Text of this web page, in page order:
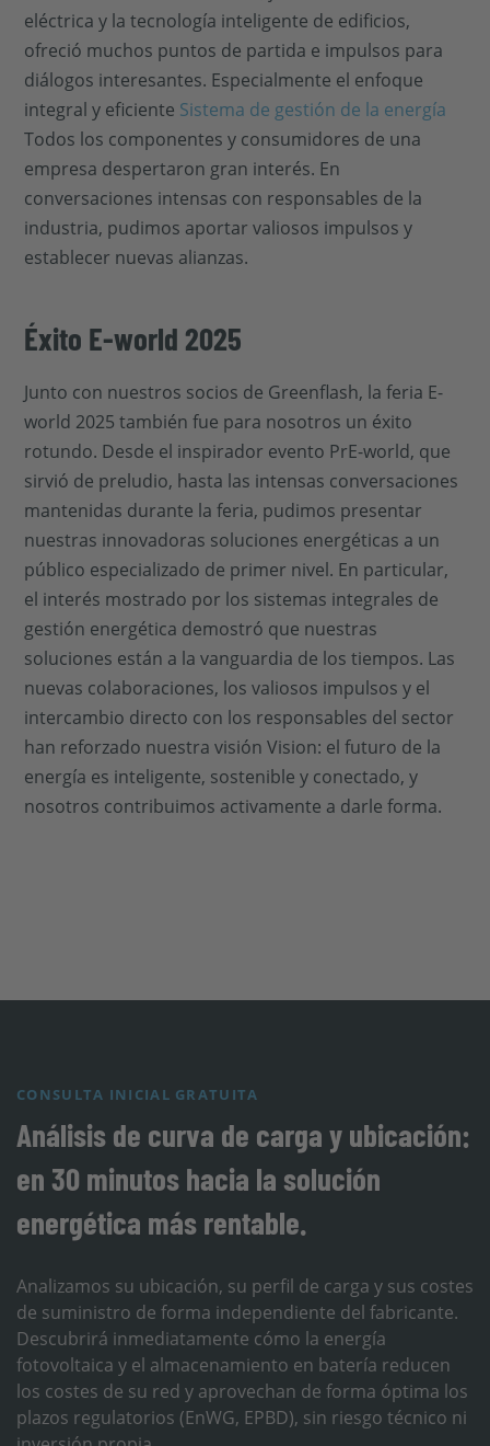
eléctrica y la tecnología inteligente de edificios,
ofreció muchos puntos de partida e impulsos para
diálogos interesantes. Especialmente el enfoque
integral y eficiente Sistema de gestión de la energía
Todos los componentes y consumidores de una
empresa despertaron gran interés. En
conversaciones intensas con responsables de la
industria, pudimos aportar valiosos impulsos y
establecer nuevas alianzas.
Éxito E-world 2025
Junto con nuestros socios de Greenflash, la feria E-
world 2025 también fue para nosotros un éxito
rotundo. Desde el inspirador evento PrE-world, que
sirvió de preludio, hasta las intensas conversaciones
mantenidas durante la feria, pudimos presentar
nuestras innovadoras soluciones energéticas a un
público especializado de primer nivel. En particular,
el interés mostrado por los sistemas integrales de
gestión energética demostró que nuestras
soluciones están a la vanguardia de los tiempos. Las
nuevas colaboraciones, los valiosos impulsos y el
intercambio directo con los responsables del sector
han reforzado nuestra visión Vision: el futuro de la
energía es inteligente, sostenible y conectado, y
nosotros contribuimos activamente a darle forma.
CONSULTA INICIAL GRATUITA
Análisis de curva de carga y ubicación:
en 30 minutos hacia la solución
energética más rentable.
Analizamos su ubicación, su perfil de carga y sus costes
de suministro de forma independiente del fabricante.
Descubrirá inmediatamente cómo la energía
fotovoltaica y el almacenamiento en batería reducen
los costes de su red y aprovechan de forma óptima los
plazos regulatorios (EnWG, EPBD), sin riesgo técnico ni